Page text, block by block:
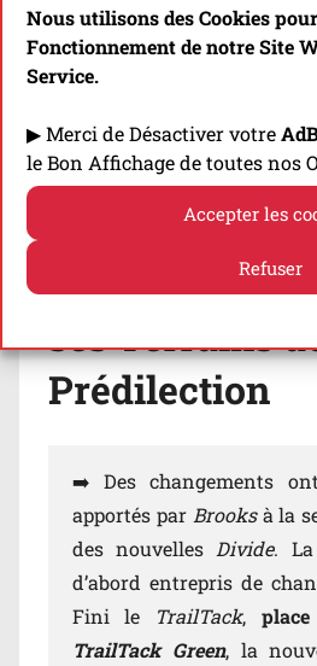
Nous utilisons des Cookies
Fonctionnement de notre Site
Service.
▶ Merci de Désactiver votre
le Bon Affichage de toutes nos
Accepter les
Refuser
[Chez
les Chaussures,
Produits Nutrition
La Semelle
ses Terrains
Prédilection
➡️ Des changements
apportés par Brooksà la
des nouvelles Divide.
d’abord entrepris de
Fini le TrailTack,
TrailTack Green, la